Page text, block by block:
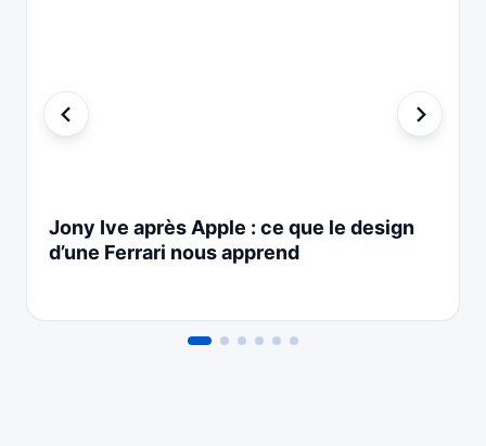
Jony Ive après Apple : ce que le design
d’une Ferrari nous apprend